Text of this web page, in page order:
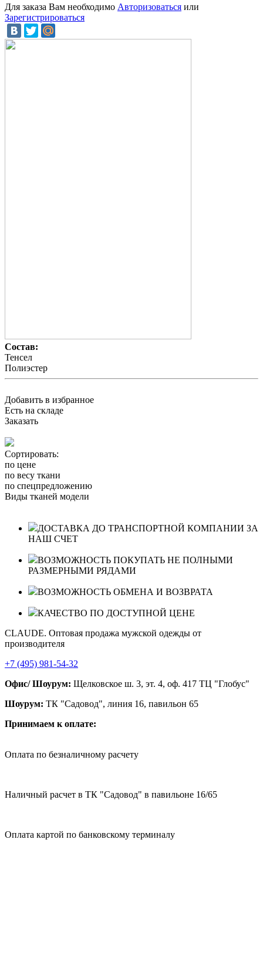
Для заказа Вам необходимо Авторизоваться или
Зарегистрироваться
Состав:
Тенсел
Полиэстер
Добавить в избранное
Есть на складе
Заказать
Сортировать:
по цене
по весу ткани
по спецпредложению
Виды тканей модели
ДОСТАВКА ДО ТРАНСПОРТНОЙ КОМПАНИИ ЗА
НАШ СЧЕТ
ВОЗМОЖНОСТЬ ПОКУПАТЬ НЕ ПОЛНЫМИ
РАЗМЕРНЫМИ РЯДАМИ
ВОЗМОЖНОСТЬ ОБМЕНА И ВОЗВРАТА
КАЧЕСТВО ПО ДОСТУПНОЙ ЦЕНЕ
CLAUDE. Оптовая продажа мужской одежды от
производителя
+7 (495) 981-54-32
Офис/ Шоурум: Щелковское ш. 3, эт. 4, оф. 417 ТЦ "Глобус"
Шоурум: ТК "Садовод", линия 16, павильон 65
Принимаем к оплате:
Оплата по безналичному расчету
Наличный расчет в ТК "Садовод" в павильоне 16/65
Оплата картой по банковскому терминалу